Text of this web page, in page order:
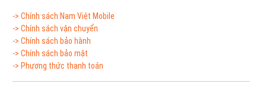
-> Chính sách Nam Việt Mobile
-> Chính sách vận chuyển
-> Chính sách bảo hành
-> Chính sách bảo mật
-> Phương thức thanh toán